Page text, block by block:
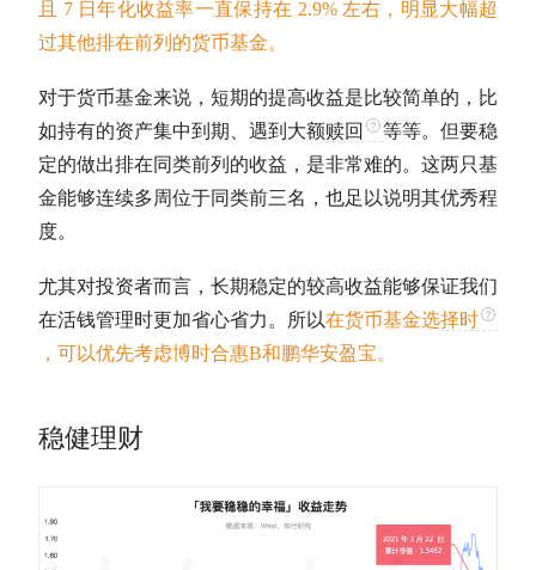
且 7 日年化收益率一直保持在 2.9% 左右，明显大幅超
过其他排在前列的货币基金。
对于货币基金来说，短期的提高收益是比较简单的，比
如持有的资产集中到期、遇到大额赎回
等等。但要稳
定的做出排在同类前列的收益，是非常难的。这两只基
金能够连续多周位于同类前三名，也足以说明其优秀程
度。
尤其对投资者而言，长期稳定的较高收益能够保证我们
在活钱管理时更加省心省力。所以在货币基金选择时
，可以优先考虑博时合惠B和鹏华安盈宝。
稳健理财